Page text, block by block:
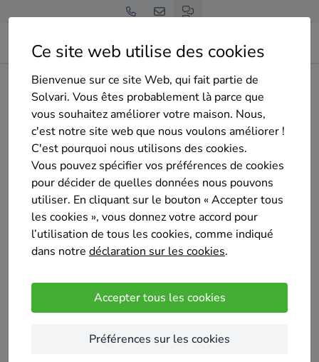
Ce site web utilise des cookies
Bienvenue sur ce site Web, qui fait partie de
Solvari. Vous êtes probablement là parce que
vous souhaitez améliorer votre maison. Nous,
c'est notre site web que nous voulons améliorer !
C'est pourquoi nous utilisons des cookies.
Vous pouvez spécifier vos préférences de cookies
pour décider de quelles données nous pouvons
utiliser. En cliquant sur le bouton « Accepter tous
les cookies », vous donnez votre accord pour
l’utilisation de tous les cookies, comme indiqué
dans notre déclaration sur les cookies.
Accepter tous les cookies
Préférences sur les cookies
Home Pompe à chaleur Namur Namur NF ENERGY
NF ENERGY
Pas encore d'évaluation
Namen
Petite société sérieuse et passionné du métier
Nos services
Chauffe-eau thermodynamique